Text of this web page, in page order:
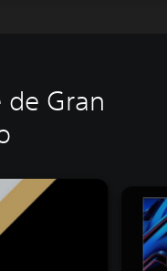
de Gran